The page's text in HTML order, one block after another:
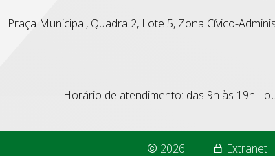
Praça Municipal, Quadra 2, Lote 5, Zona Cívico-
Horário de atendimento: das 9h às 19h -
2026 Extranet